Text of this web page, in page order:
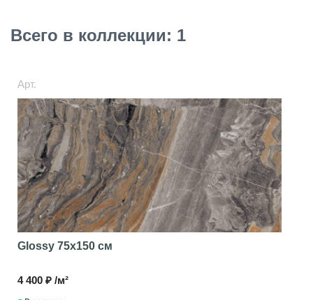
Всего в коллекции: 1
Арт.
Glossy 75x150 см
4 400 ₽ /м²